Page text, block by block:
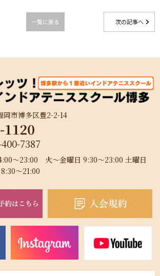
一覧に戻る 次の記事へ
岡市博多区豊2-2-14
7387
～23:00 火～金曜日 9:30～23:00 土曜日
～21:00